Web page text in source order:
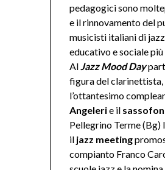
pedagogici sono
e il rinnovamento del
musicisti italiani di
educativo e sociale
AlJazz Mood Day
figura del
l’ottantesimo
Angelerie il
Pellegrino Terme (Bg)
il jazz meeting
compianto Franco